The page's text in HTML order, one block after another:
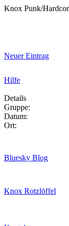
Knox Punk/
Neuer Eintrag
Hilfe
Details
Gruppe:
Datum:
Ort:
Bluesky Blog
Knox Rotzlöffel